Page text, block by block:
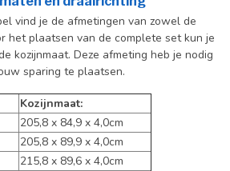
vind je de afmetingen van zowel de
het plaatsen van de complete set kun je
kozijnmaat. Deze afmeting heb je nodig
sparing te plaatsen.
Kozijnmaat:
205,8 x 84,9 x 4,0cm
205,8 x 89,9 x 4,0cm
215,8 x 89,6 x 4,0cm